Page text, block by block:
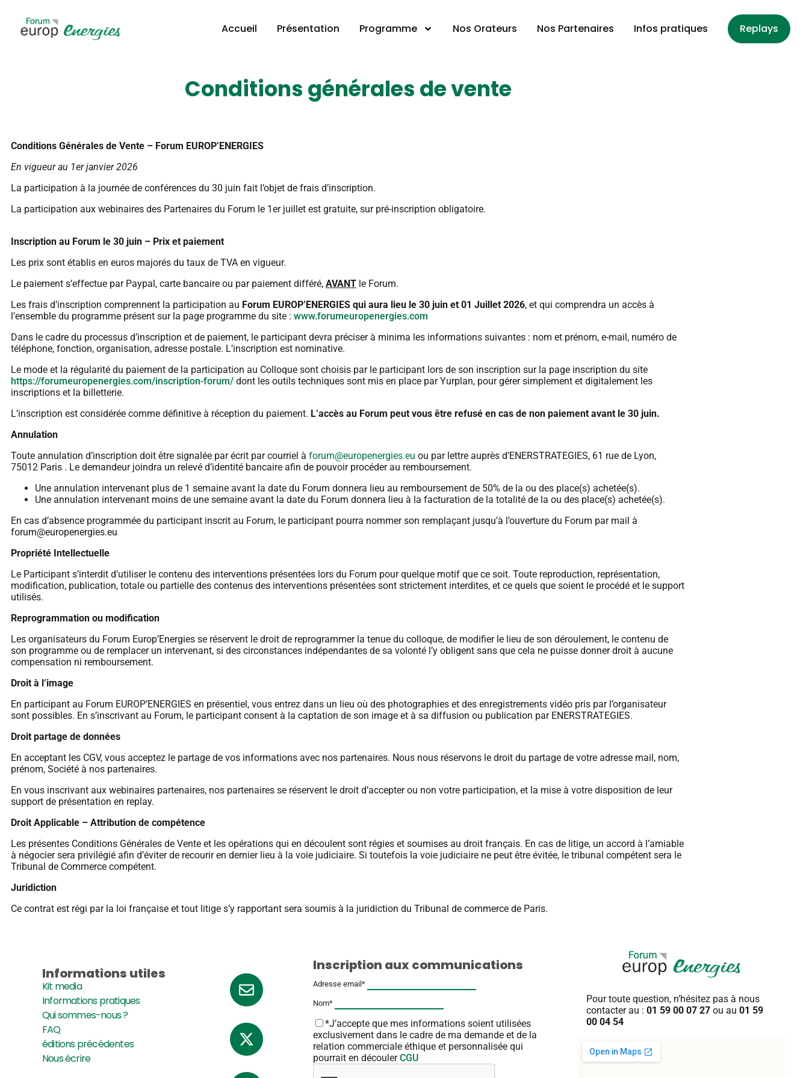
principal
Accueil Présentation Programme Nos Orateurs Nos Partenaires Infos pratiques Replays
Conditions générales de vente
Conditions Générales de Vente – Forum EUROP’ENERGIES
En vigueur au 1er janvier 2026
La participation à la journée de conférences du 30 juin fait l’objet de frais d’inscription.
La participation aux webinaires des Partenaires du Forum le 1er juillet est gratuite, sur pré-inscription obligatoire.
Inscription au Forum le 30 juin – Prix et paiement
Les prix sont établis en euros majorés du taux de TVA en vigueur.
Le paiement s’effectue par Paypal, carte bancaire ou par paiement différé, AVANT le Forum.
Les frais d’inscription comprennent la participation au Forum EUROP’ENERGIES qui aura lieu le 30 juin et 01 Juillet 2026, et qui comprendra un accès à
l’ensemble du programme présent sur la page programme du site : www.forumeuropenergies.com
Dans le cadre du processus d’inscription et de paiement, le participant devra préciser à minima les informations suivantes : nom et prénom, e-mail, numéro de
téléphone, fonction, organisation, adresse postale. L’inscription est nominative.
Le mode et la régularité du paiement de la participation au Colloque sont choisis par le participant lors de son inscription sur la page inscription du site
https://forumeuropenergies.com/inscription-forum/ dont les outils techniques sont mis en place par Yurplan, pour gérer simplement et digitalement les
inscriptions et la billetterie.
L’inscription est considérée comme définitive à réception du paiement. L’accès au Forum peut vous être refusé en cas de non paiement avant le 30 juin.
Annulation
Toute annulation d’inscription doit être signalée par écrit par courriel à forum@europenergies.eu ou par lettre auprès d’ENERSTRATEGIES, 61 rue de Lyon,
75012 Paris . Le demandeur joindra un relevé d’identité bancaire afin de pouvoir procéder au remboursement.
Une annulation intervenant plus de 1 semaine avant la date du Forum donnera lieu au remboursement de 50% de la ou des place(s) achetée(s).
Une annulation intervenant moins de une semaine avant la date du Forum donnera lieu à la facturation de la totalité de la ou des place(s) achetée(s).
En cas d’absence programmée du participant inscrit au Forum, le participant pourra nommer son remplaçant jusqu’à l’ouverture du Forum par mail à
forum@europenergies.eu
Propriété Intellectuelle
Le Participant s’interdit d’utiliser le contenu des interventions présentées lors du Forum pour quelque motif que ce soit. Toute reproduction, représentation,
modification, publication, totale ou partielle des contenus des interventions présentées sont strictement interdites, et ce quels que soient le procédé et le support
utilisés.
Reprogrammation ou modification
Les organisateurs du Forum Europ’Energies se réservent le droit de reprogrammer la tenue du colloque, de modifier le lieu de son déroulement, le contenu de
son programme ou de remplacer un intervenant, si des circonstances indépendantes de sa volonté l’y obligent sans que cela ne puisse donner droit à aucune
compensation ni remboursement.
Droit à l’image
En participant au Forum EUROP’ENERGIES en présentiel, vous entrez dans un lieu où des photographies et des enregistrements vidéo pris par l’organisateur
sont possibles. En s’inscrivant au Forum, le participant consent à la captation de son image et à sa diffusion ou publication par ENERSTRATEGIES.
Droit partage de données
En acceptant les CGV, vous acceptez le partage de vos informations avec nos partenaires. Nous nous réservons le droit du partage de votre adresse mail, nom,
prénom, Société à nos partenaires.
En vous inscrivant aux webinaires partenaires, nos partenaires se réservent le droit d’accepter ou non votre participation, et la mise à votre disposition de leur
support de présentation en replay.
Droit Applicable – Attribution de compétence
Les présentes Conditions Générales de Vente et les opérations qui en découlent sont régies et soumises au droit français. En cas de litige, un accord à l’amiable
à négocier sera privilégié afin d’éviter de recourir en dernier lieu à la voie judiciaire. Si toutefois la voie judiciaire ne peut être évitée, le tribunal compétent sera le
Tribunal de Commerce compétent.
Juridiction
Ce contrat est régi par la loi française et tout litige s’y rapportant sera soumis à la juridiction du Tribunal de commerce de Paris.
Informations utiles
Kit media
Informations pratiques
Qui sommes-nous ?
FAQ
éditions précédentes
Nous écrire
Inscription aux communications
Adresse email*
Nom*
*J’accepte que mes informations soient utilisées
exclusivement dans le cadre de ma demande et de la
relation commerciale éthique et personnalisée qui
pourrait en découlerCGU
Pour toute question, n’hésitez pasà nous
contacter au :01 59 00 07 27ou au01 59
00 04 54